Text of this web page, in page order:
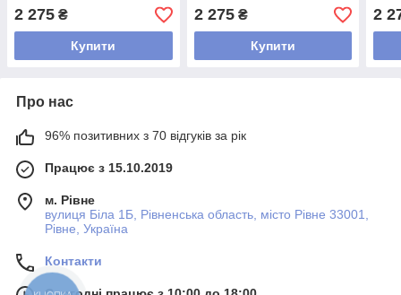
2 275 ₴
Купити
2 275₴
Купити
2
Про нас
96% позитивних з 70 відгуків за рік
Працює з 15.10.2019
м. Рівне
вулиця Біла 1Б, Рівненська область, місто Рівне 33001,
Рівне, Україна
Контакти